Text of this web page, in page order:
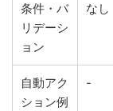
条件・バ
リデーシ
ョン
なし
自動アク
ション例
-